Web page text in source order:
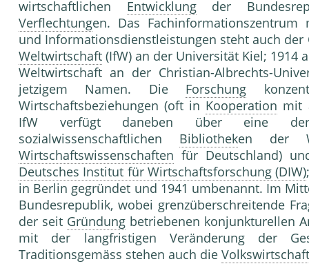
wirtschaftlichen Entwicklungder
Verflechtungen. Das
und Informationsdienstleistungen steht auch
Weltwirtschaft (IfW) an der Universität Kiel; 1914
Weltwirtschaft an der Christian-Albrechts-
jetzigem Namen. Die Forschung
Wirtschaftsbeziehungen (oft in Kooperation mit
IfW verfügt daneben über eine der
sozialwissenschaftlichen Bibliotheken der
Wirtschaftswissenschaften für Deutschland)
Deutsches Institut für Wirtschaftsforschung (DIW)
in Berlin gegründet und 1941 umbenannt. Im
Bundesrepublik, wobei grenzüberschreitende
der seit Gründung betriebenen konjunkturellen
mit der langfristigen Veränderung der
Traditionsgemäss stehen auch die